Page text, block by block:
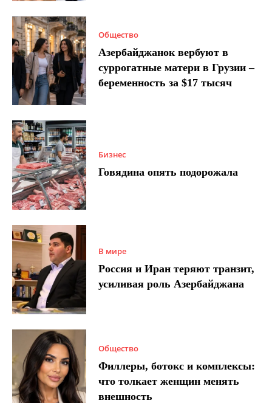
Общество
Азербайджанок вербуют в
суррогатные матери в Грузии –
беременность за $17 тысяч
Бизнес
Говядина опять подорожала
В мире
Россия и Иран теряют транзит,
усиливая роль Азербайджана
Общество
Филлеры, ботокс и комплексы:
что толкает женщин менять
внешность